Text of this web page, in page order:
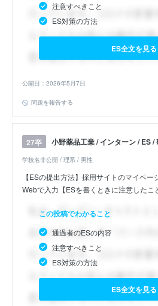
注意すべきこと
ES対策の方法
ES全文を見る
公開日：2026年5月7日
問題を報告する
27卒 小野薬品工業 / インターン / ES /
学校名非公開 / 理系 / 男性
【ESの提出方法】採用サイトのマイペー
Webで入力【ESを書くときに注意したこ
この投稿でわかること
通過者のESの内容
注意すべきこと
ES対策の方法
ES全文を見る